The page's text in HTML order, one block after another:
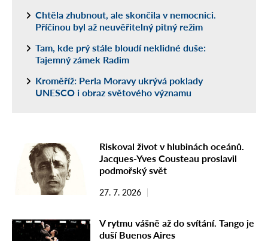
Chtěla zhubnout, ale skončila v nemocnici.
Příčinou byl až neuvěřitelný pitný režim
Tam, kde prý stále bloudí neklidné duše:
Tajemný zámek Radim
Kroměříž: Perla Moravy ukrývá poklady
UNESCO i obraz světového významu
Riskoval život v hlubinách oceánů.
Jacques-Yves Cousteau proslavil
podmořský svět
27. 7. 2026
V rytmu vášně až do svítání. Tango je
duší Buenos Aires